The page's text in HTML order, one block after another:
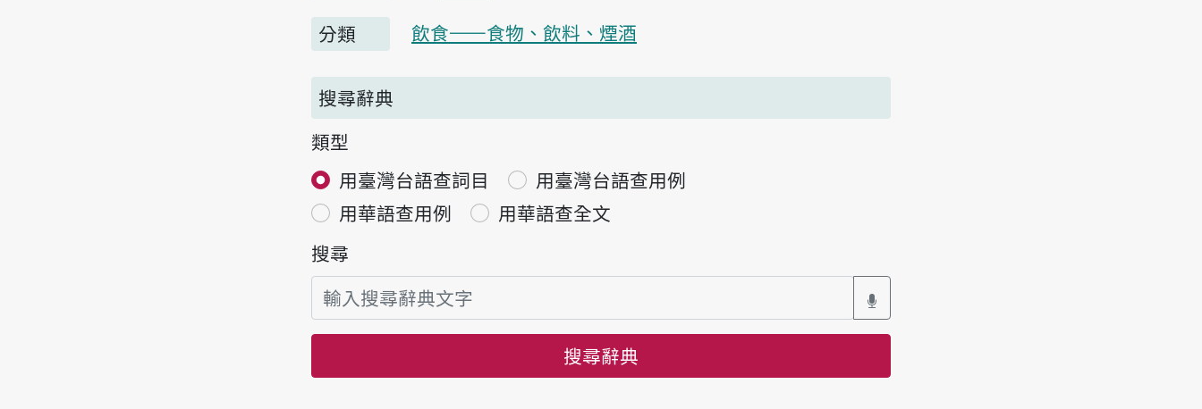
分類 飲食——食物、飲料、煙酒
搜尋辭典
類型
用臺灣台語查詞目
用臺灣台語查用例
用華語查用例
用華語查全文
搜尋
搜尋辭典